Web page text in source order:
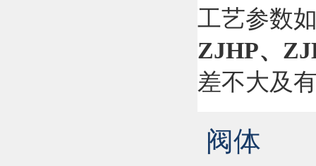
工艺参数
ZJHP、
差不大及
阀体